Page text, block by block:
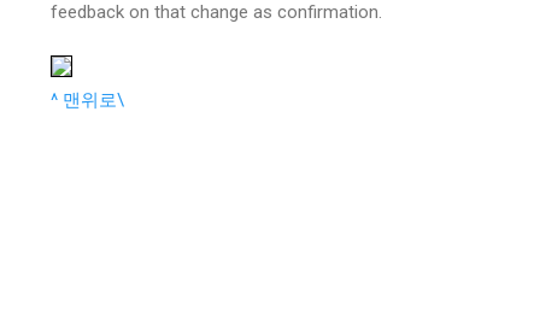
feedback on that change as confirmation.
^ 맨위로\